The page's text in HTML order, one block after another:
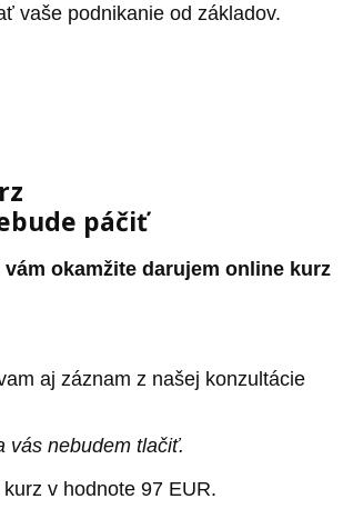
vaše podnikanie od základov.
páčiť
vám okamžite darujem online kurz
aj záznam z našej konzultácie
vás nebudem tlačiť.
v hodnote 97 EUR.